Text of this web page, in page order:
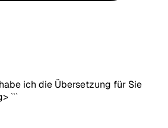
ich die Übersetzung für Sie
```